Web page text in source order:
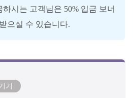
하시는 고객님은 50% 입금 보너
으실 수 있습니다.
기